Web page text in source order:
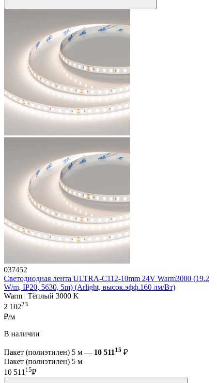
037452
Светодиодная лента ULTRA-C112-10mm 24V Warm3000 (19.2
W/m, IP20, 5630, 5m) (Arlight, высок.эфф.160 лм/Вт)
Warm | Тёплый 3000 K
2 10223
₽/м
В наличии
Пакет (полиэтилен) 5 м — 10 51115 ₽
Пакет (полиэтилен) 5 м
10 51115₽